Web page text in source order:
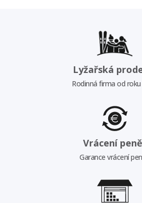
Lyžařská
Rodinná firma od
Vrácení
Garance vrácení